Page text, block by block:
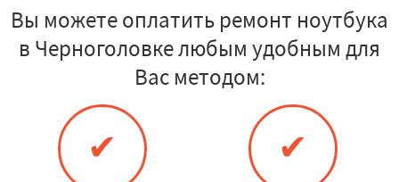
Вы можете оплатить ремонт ноутбука
в Черноголовке любым удобным для
Вас методом:
✔ ✔